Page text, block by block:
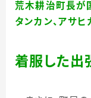
荒木耕治町長が
タンカン、アサヒ
着服した出